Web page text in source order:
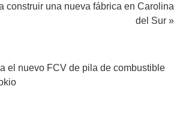
construir una nueva fábrica en Carolina
del Sur »
el nuevo FCV de pila de combustible